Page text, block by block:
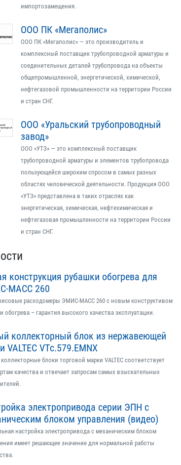
импортозамещения.
ООО ПК «Мегаполис»
ООО ПК «Мегаполис» — это производитель и
комплексный поставщик трубопроводной арматуры и
соединительных деталей трубопровода на объекты
общепромышленной, энергетической, химической,
нефтегазовой промышленности на территории России
и стран СНГ.
ООО «Уральский трубопроводный
завод»
ООО «УТЗ» — это комплексный поставщик
трубопроводной арматуры и элементов трубопровода
пользующейся широким спросом в самых разных
областях человеческой деятельности. Продукция ООО
«УТЗ» представлена в таких отраслях как
энергетическая, химическая, нефтехимическая и
нефтегазовая промышленности на территории России
и стран СНГ.
конструкция рубашки обогрева для
МАСС 260
расходомеры ЭМИС-МАСС 260 с новым конструктивом
обогрева – гарантия высокого качества эксплуатации.
коллекторный блок из нержавеющей
VALTEC VTс.579.EMNX
блоки торговой марки VALTEC соответствует
качества и отвечает запросам самых взыскательных
электропривода серии ЭПН с
блоком управления (видео)
настройка электропривода с механическим блоком
имеет решающее значение для нормальной работы